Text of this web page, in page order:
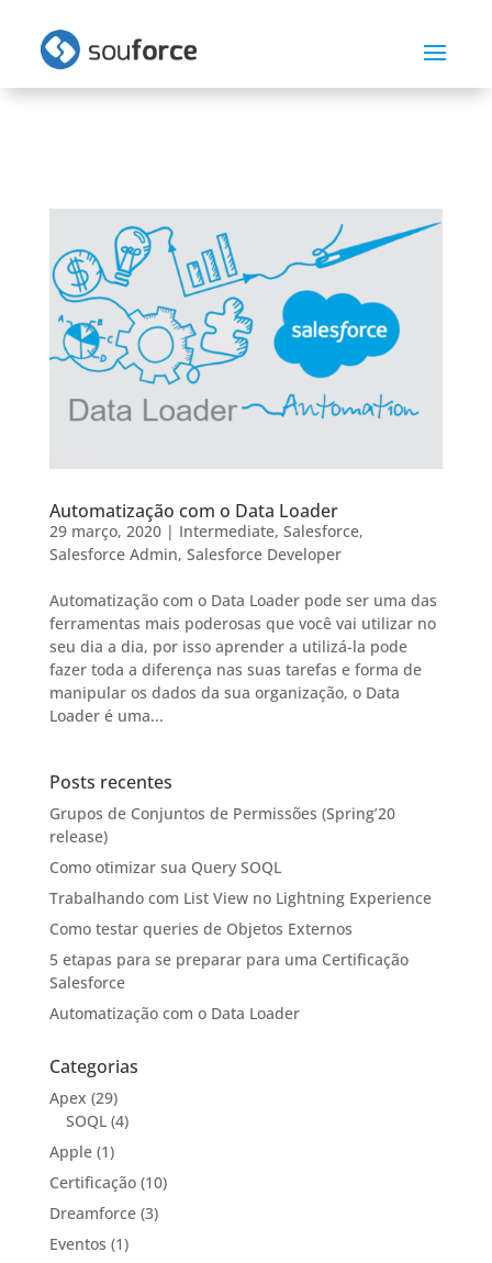
Automatização com o Data Loader
29 março, 2020| Intermediate, Salesforce,
Salesforce Admin, Salesforce Developer
Automatização com o Data Loader pode ser uma das
ferramentas mais poderosas que você vai utilizar no
seu dia a dia, por isso aprender a utilizá-la pode
fazer toda a diferença nas suas tarefas e forma de
manipular os dados da sua organização, o Data
Loader é uma...
Posts recentes
Grupos de Conjuntos de Permissões (Spring’20
release)
Como otimizar sua Query SOQL
Trabalhando com List View no Lightning Experience
Como testar queries de Objetos Externos
5 etapas para se preparar para uma Certificação
Salesforce
Automatização com o Data Loader
Categorias
Apex (29)
SOQL(4)
Apple(1)
Certificação(10)
Dreamforce(3)
Eventos (1)